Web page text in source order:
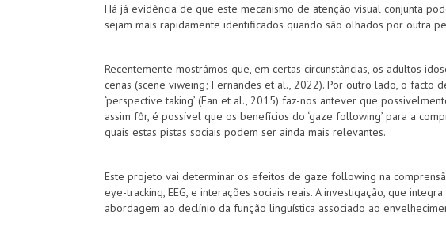
Há já evidência de que este mecanismo de atenção visual conjunta
sejam mais rapidamente identificados quando são olhados por outra
Recentemente mostrámos que, em certas circunstâncias, os adultos
cenas (scene viweing; Fernandes et al., 2022). Por outro lado, o
‘perspective taking’ (Fan et al., 2015) faz-nos antever que
assim fôr, é possível que os benefícios do ‘gaze following’ para a
quais estas pistas sociais podem ser ainda mais relevantes.
Este projeto vai determinar os efeitos de gaze following na
eye-tracking, EEG, e interações sociais reais. A investigação, que
abordagem ao declínio da função linguística associado ao